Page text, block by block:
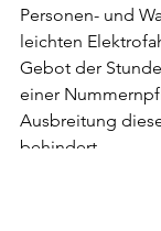
Personen- und
leichten
Gebot der
einer
Ausbreitung
behindert.